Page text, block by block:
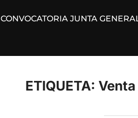
CONVOCATORIA JUNTA
ETIQUETA: